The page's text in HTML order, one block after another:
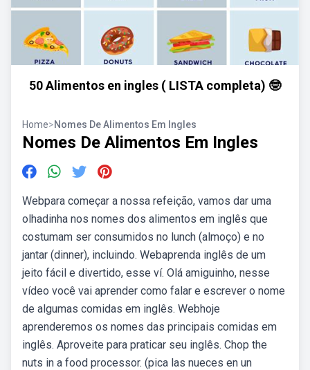
50 Alimentos en ingles ( LISTA completa) 🤓
Home>Nomes De Alimentos Em Ingles
Nomes De Alimentos Em Ingles
Webpara começar a nossa refeição, vamos dar uma
olhadinha nos nomes dos alimentos em inglês que
costumam ser consumidos no lunch (almoço) e no
jantar (dinner), incluindo. Webaprenda inglês de um
jeito fácil e divertido, esse ví. Olá amiguinho, nesse
vídeo você vai aprender como falar e escrever o nome
de algumas comidas em inglês. Webhoje
aprenderemos os nomes das principais comidas em
inglês. Aproveite para praticar seu inglês. Chop the
nuts in a food processor. (pica las nueces en un